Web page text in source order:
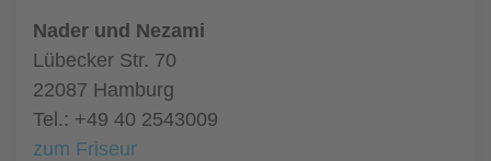
Nader und Nezami
Lübecker Str. 70
22087 Hamburg
Tel.: +49 40 2543009
zum Friseur